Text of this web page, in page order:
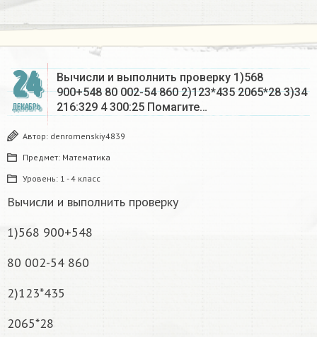
24
ДЕКАБРЬ
Вычисли и выполнить проверку 1)568
900+548 80 002-54 860 2)123*435 2065*28 3)34
216:329 4 300:25 Помагите…
Автор: denromenskiy4839
Предмет: Математика
Уровень: 1 - 4 класс
Вычисли и выполнить проверку
1)568 900+548
80 002-54 860
2)123*435
2065*28